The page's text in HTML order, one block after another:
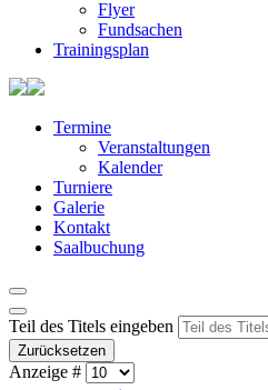
Flyer
Fundsachen
Trainingsplan
Termine
Veranstaltungen
Kalender
Turniere
Galerie
Kontakt
Saalbuchung
Teil des Titels eingeben
Zurücksetzen
Anzeige #